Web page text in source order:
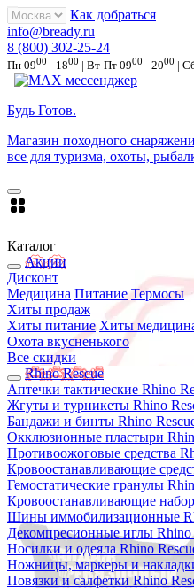
Как добраться
info@bready.ru
8 (800) 302-25-24
Пн 0900 - 1800 | Вт-Пт 0900 - 2000 |
Будь Готов.
Магазин походного
все для туризма, охоты,
Каталог
Акции
Дисконт
Медицина Питание Термосы
Хиты продаж
Хиты питание Хиты
Охота вкусненького
Все скидки
Rhino Rescue
Аптечки тактические Rhino
Жгуты и турникеты Rhino
Бандажи и бинты Rhino
Окклюзионные пластыри
Противоожоговые средства
Кровоостанавливающие
Гемостатические гранулы
Кровоостанавливающие
Шины иммобилизационные
Декомпресионные иглы Rhino
Носилки и одеяла Rhino
Ножницы, маркеры и
Повязки и салфетки Rhino